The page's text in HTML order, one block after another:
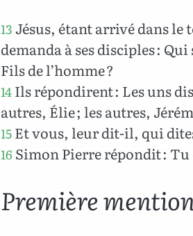
13 Jésus, étant arrivé dans le
demanda à ses disciples :
Fils de l’homme ?
14Ils répondirent : Les uns
autres, Élie ; les autres,
15Et vous, leur dit-il, qui
16 Simon Pierre répondit :
Première